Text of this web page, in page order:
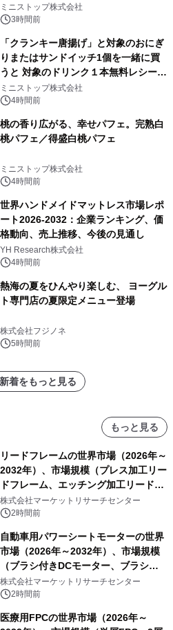
ミニストップ株式会社
3時間前
「クランキー唐揚げ」と対象のおにぎ
りまたはサンドイッチ1個を一緒に買
うと 対象のドリンク１本無料レシート
クーポンもらえる！※1
ミニストップ株式会社
4時間前
桃の香り広がる、幸せパフェ。完熟白
桃パフェ／得盛白桃パフェ
ミニストップ株式会社
4時間前
世界ハンドメイドマットレス市場レポ
ート2026-2032：企業ランキング、価
格動向、売上推移、今後の見通し
YH Research株式会社
4時間前
熱海の夏をひんやり楽しむ、 ヨーグル
ト専門店の夏限定メニュー登場
株式会社フジノネ
5時間前
着をもっと見る
もっと見る
リードフレームの世界市場（2026年～
2032年）、市場規模（プレス加工リー
ドフレーム、エッチング加工リードフ
レーム）・分析レポートを発表
株式会社マーケットリサーチセンター
2時間前
自動車用パワーシートモーターの世界
市場（2026年～2032年）、市場規模
（ブラシ付きDCモーター、ブラシレ
スDCモーター）・分析レポートを発
表
株式会社マーケットリサーチセンター
2時間前
医療用FPCの世界市場（2026年～